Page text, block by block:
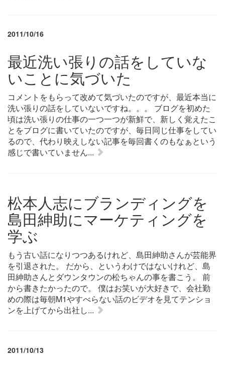
2011/10/16
最近洗い張りの話をしていな
いことに気づいた
コメントをもらって改めて気づいたのですが、最近本当に
洗い張りの話をしていないですね。。。 ブログを初めた
頃は洗い張りの仕事の一つ一つが新鮮で、新しく覚えたこ
とをブログに書いていたのですが、毎日同じ仕事をしてい
るので、代わり映えしない記事を毎回書くのもなぁという
感じで書いていません...
松本人志にブランディングを
島田紳助にマーケティングを
学ぶ
もう古い話になりつつあるけれど、島田紳助さんが芸能界
を引退された。 だから、というわけではないけれど、島
田紳助さんとダウンタウンの松ちゃんの事を書こう。 前
から書きたかったので。 僕はお笑いが大好きで、会社勤
めの際は毎朝M1やすべらない話のビデオを見てテンショ
ンを上げてから出社し...
2011/10/13